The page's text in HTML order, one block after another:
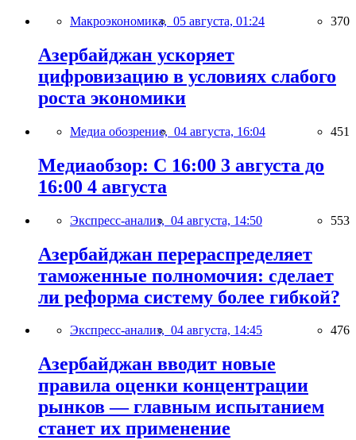
Макроэкономика, 05 августа, 01:24 370
Азербайджан ускоряет
цифровизацию в условиях слабого
роста экономики
Медиа обозрение, 04 августа, 16:04 451
Медиаобзор: С 16:00 3 августа до
16:00 4 августа
Экспресс-анализ, 04 августа, 14:50 553
Азербайджан перераспределяет
таможенные полномочия: сделает
ли реформа систему более гибкой?
Экспресс-анализ, 04 августа, 14:45 476
Азербайджан вводит новые
правила оценки концентрации
рынков — главным испытанием
станет их применение